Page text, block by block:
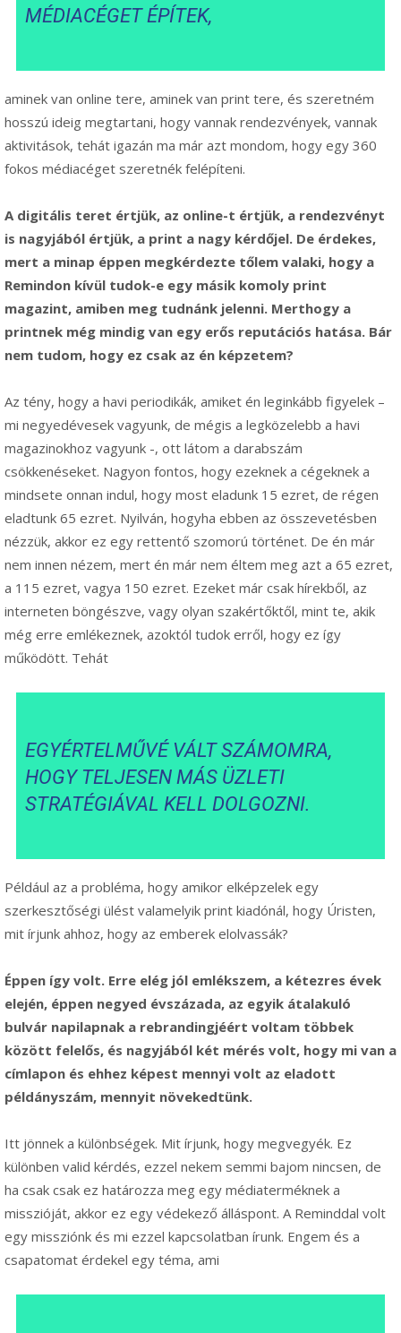
MÉDIACÉGET ÉPÍTEK,
aminek van online tere, aminek van print tere, és szeretném
hosszú ideig megtartani, hogy vannak rendezvények, vannak
aktivitások, tehát igazán ma már azt mondom, hogy egy 360
fokos médiacéget szeretnék felépíteni.
A digitális teret értjük, az online-t értjük, a rendezvényt
is nagyjából értjük, a print a nagy kérdőjel. De érdekes,
mert a minap éppen megkérdezte tőlem valaki, hogy a
Remindon kívül tudok-e egy másik komoly print
magazint, amiben meg tudnánk jelenni. Merthogy a
printnek még mindig van egy erős reputációs hatása. Bár
nem tudom, hogy ez csak az én képzetem?
Az tény, hogy a havi periodikák, amiket én leginkább figyelek –
mi negyedévesek vagyunk, de mégis a legközelebb a havi
magazinokhoz vagyunk -, ott látom a darabszám
csökkenéseket. Nagyon fontos, hogy ezeknek a cégeknek a
mindsete onnan indul, hogy most eladunk 15 ezret, de régen
eladtunk 65 ezret. Nyilván, hogyha ebben az összevetésben
nézzük, akkor ez egy rettentő szomorú történet. De én már
nem innen nézem, mert én már nem éltem meg azt a 65 ezret,
a 115 ezret, vagya 150 ezret. Ezeket már csak hírekből, az
interneten böngészve, vagy olyan szakértőktől, mint te, akik
még erre emlékeznek, azoktól tudok erről, hogy ez így
működött. Tehát
EGYÉRTELMŰVÉ VÁLT SZÁMOMRA,
HOGY TELJESEN MÁS ÜZLETI
STRATÉGIÁVAL KELL DOLGOZNI.
Például az a probléma, hogy amikor elképzelek egy
szerkesztőségi ülést valamelyik print kiadónál, hogy Úristen,
mit írjunk ahhoz, hogy az emberek elolvassák?
Éppen így volt. Erre elég jól emlékszem, a kétezres évek
elején, éppen negyed évszázada, az egyik átalakuló
bulvár napilapnak a rebrandingjéért voltam többek
között felelős, és nagyjából két mérés volt, hogy mi van a
címlapon és ehhez képest mennyi volt az eladott
példányszám, mennyit növekedtünk.
Itt jönnek a különbségek. Mit írjunk, hogy megvegyék. Ez
különben valid kérdés, ezzel nekem semmi bajom nincsen, de
ha csak csak ez határozza meg egy médiaterméknek a
misszióját, akkor ez egy védekező álláspont. A Reminddal volt
egy missziónk és mi ezzel kapcsolatban írunk. Engem és a
csapatomat érdekel egy téma, ami